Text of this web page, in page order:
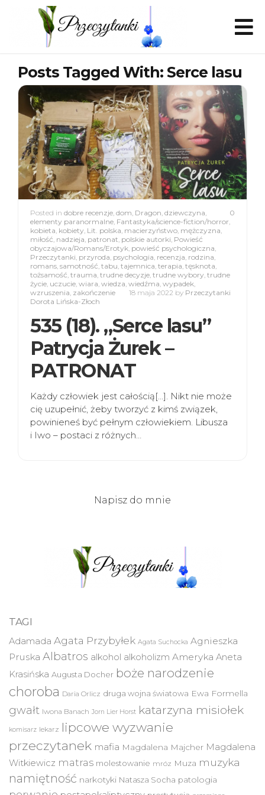
Posts Tagged With: Serce lasu
0
Posted in dobre recenzje, dom, Dragon, dziewczyna,
elementy paranormalne, Fantastyka/science-fiction/horror,
kobieta, kobiety, Lit. polska, macierzyństwo, mężczyzna,
miłość, nadzieja, patronat, polskie autorki, Powieść
obyczajowa/Romans/Erotyk, powieść psychologiczna,
Przeczytanki, przyroda, psychologia, recenzja, rodzina,
romans, samotność, tabu, tajemnica, terapia, tęsknota,
tożsamość, trauma, trudne decyzje, trudne wybory, trudne
życie, uczucie, wiara, wiedza, wiedźma, wypadek,
wzruszenia, zakończenie 18 maja 2022 by Przeczytanki
Dorota Lińska-Złoch
535 (18). „Serce lasu”
Patrycja Żurek –
PATRONAT
Każdy człowiek jest całością[…]. Nikt nie może
cię uzupełnić, żeby tworzyć z kimś związek,
powinieneś być pełnym człowiekiem. Libusza
i Iwo – postaci z różnych…
Napisz do mnie
TAGI
Adamada Agata Przybyłek Agata Suchocka Agnieszka
Pruska Albatros alkohol alkoholizm Ameryka Aneta
Krasińska Augusta Docher boże narodzenie
choroba Daria Orlicz druga wojna światowa Ewa Formella
gwałt Iwona Banach Jorn Lier Horst katarzyna misiołek
komisarz lekarz lipcowe wyzwanie
przeczytanek mafia Magdalena Majcher Magdalena
Witkiewicz matras molestowanie mróz Muza muzyka
namiętność narkotyki Natasza Socha patologia